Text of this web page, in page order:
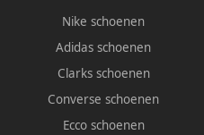
Nike schoenen
Adidas schoenen
Clarks schoenen
Converse schoenen
Ecco schoenen